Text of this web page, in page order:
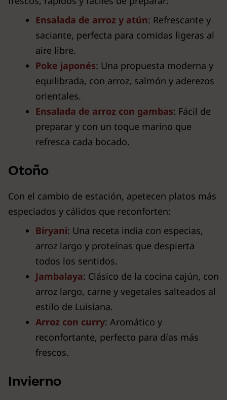
Ensalada de arroz y atún: Refrescante y
saciante, perfecta para comidas ligeras al
aire libre.
Poke japonés: Una propuesta moderna y
equilibrada, con arroz, salmón y aderezos
orientales.
Ensalada de arroz con gambas: Fácil de
preparar y con un toque marino que
refresca cada bocado.
Otoño
Con el cambio de estación, apetecen platos más
especiados y cálidos que reconforten:
Biryani: Una receta india con especias,
arroz largo y proteínas que despierta
todos los sentidos.
Jambalaya: Clásico de la cocina cajún, con
arroz largo, carne y vegetales salteados al
estilo de Luisiana.
Arroz con curry: Aromático y
reconfortante, perfecto para días más
frescos.
Invierno